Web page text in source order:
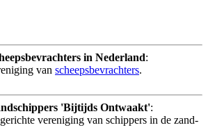
in Nederland:
van scheepsbevrachters.
'Bijtijds Ontwaakt':
vereniging van schippers in de zand-